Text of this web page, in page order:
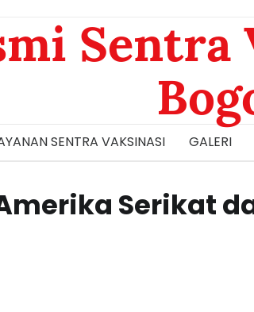
Sentra
SENTRA VAKSINASI GALERI
Serikat